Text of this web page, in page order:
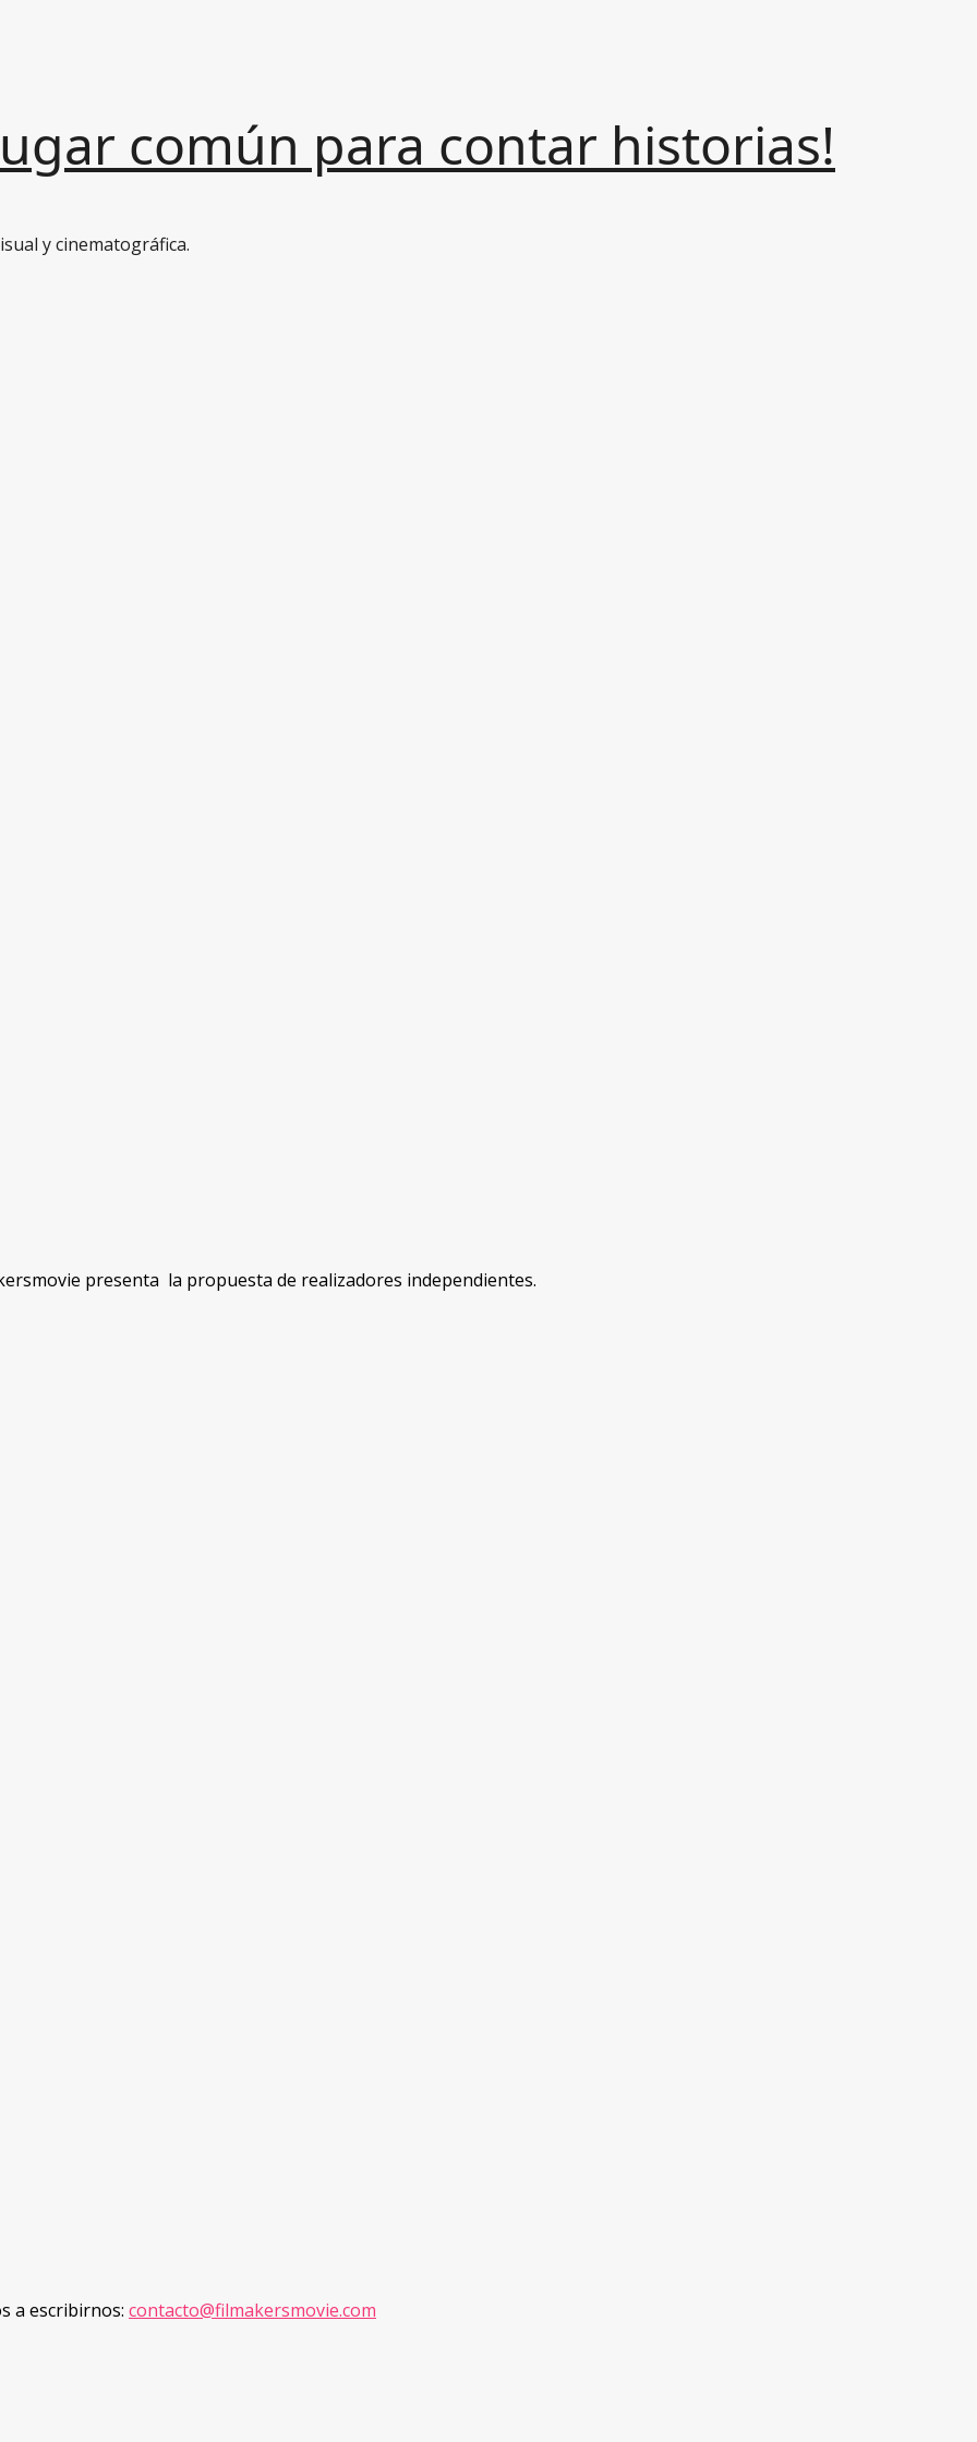
común para contar historias!
y cinematográfica.
presenta la propuesta de realizadores independientes.
a escribirnos: contacto@filmakersmovie.com